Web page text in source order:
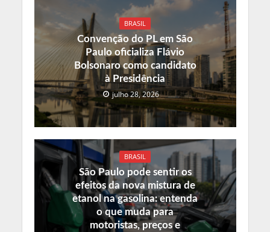
BRASIL
Convenção do PL em São
Paulo oficializa Flávio
Bolsonaro como candidato
à Presidência
julho 28, 2026
BRASIL
São Paulo pode sentir os
efeitos da nova mistura de
etanol na gasolina: entenda
o que muda para
motoristas, preços e